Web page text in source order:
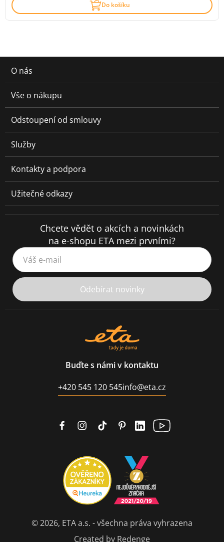
Do košíku
O nás
Vše o nákupu
Odstoupení od smlouvy
Služby
Kontakty a podpora
Užitečné odkazy
Chcete vědět o akcích a novinkách
na e-shopu ETA mezi prvními?
Váš e-mail
Odebírat novinky
Buďte s námi v kontaktu
+420 545 120 545info@eta.cz
© 2026, ETA a.s. - všechna práva vyhrazena
Created by Redenge